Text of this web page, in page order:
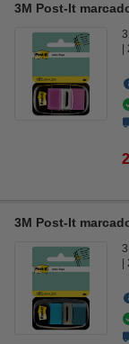
3M Post-It
3M Post-It